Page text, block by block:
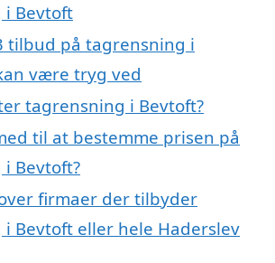
Bevtoft
tilbud på tagrensning i
være tryg ved
tagrensning i Bevtoft?
til at bestemme prisen på
Bevtoft?
firmaer der tilbyder
Bevtoft eller hele Haderslev